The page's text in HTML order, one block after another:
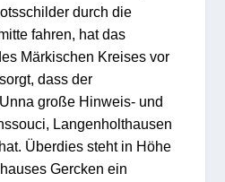
durch die
fahren, hat das
Märkischen Kreises vor
dass der
große Hinweis- und
Langenholthausen
Überdies steht in Höhe
Gercken ein